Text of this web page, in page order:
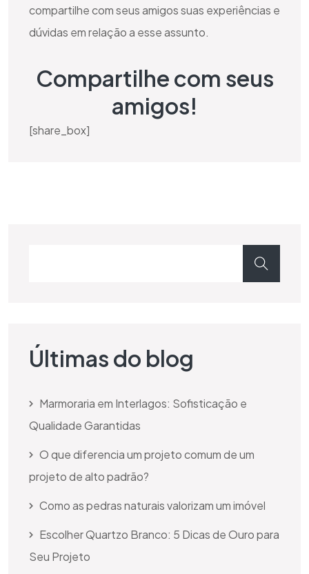
compartilhe com seus amigos suas experiências e
dúvidas em relação a esse assunto.
Compartilhe com seus
amigos!
[share_box]
Últimas do blog
Marmoraria em Interlagos: Sofisticação e
Qualidade Garantidas
O que diferencia um projeto comum de um
projeto de alto padrão?
Como as pedras naturais valorizam um imóvel
Escolher Quartzo Branco: 5 Dicas de Ouro para
Seu Projeto